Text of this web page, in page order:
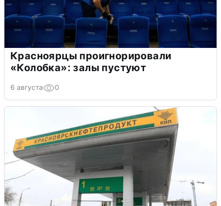
Красноярцы проигнорировали
«Колобка»: залы пустуют
6 августа 0